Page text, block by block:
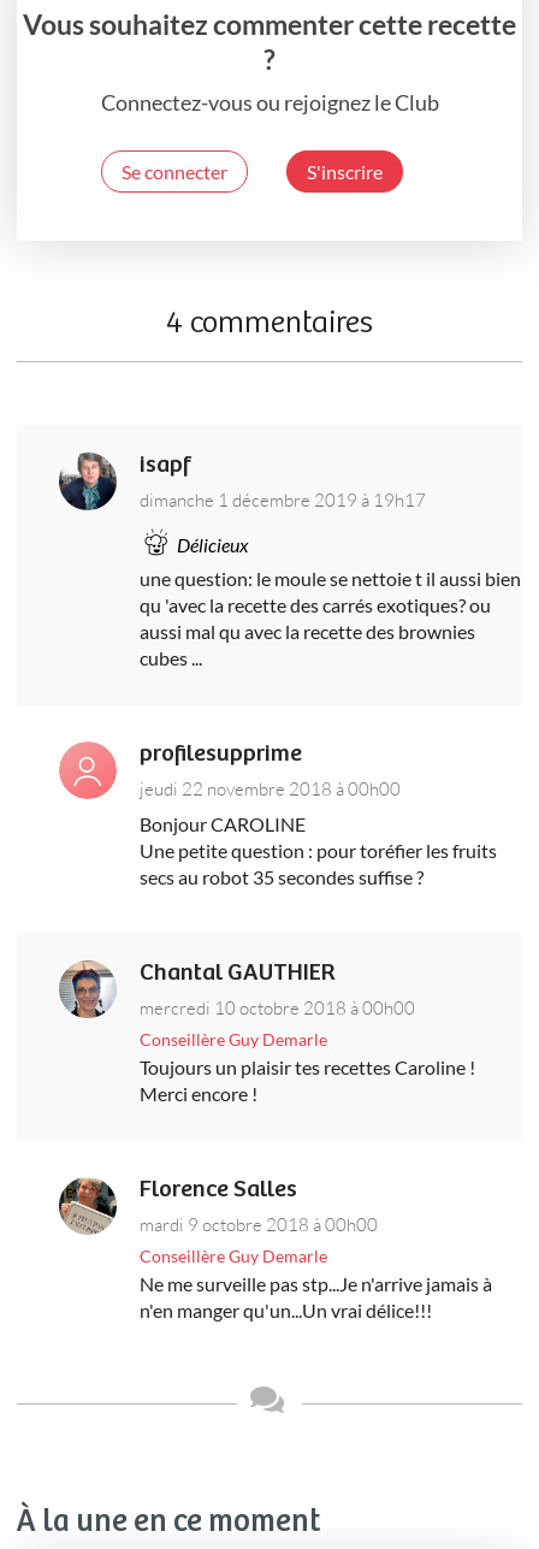
Vous souhaitez commenter cette recette
?
Connectez-vous ou rejoignez le Club
Se connecter S'inscrire
4 commentaires
isapf
dimanche 1 décembre 2019 à 19h17
Délicieux
une question: le moule se nettoie t il aussi bien
qu 'avec la recette des carrés exotiques? ou
aussi mal qu avec la recette des brownies
cubes ...
profilesupprime
jeudi 22 novembre 2018 à 00h00
Bonjour CAROLINE
Une petite question : pour toréfier les fruits
secs au robot 35 secondes suffise ?
Chantal GAUTHIER
mercredi 10 octobre 2018 à 00h00
Conseillère Guy Demarle
Toujours un plaisir tes recettes Caroline !
Merci encore !
Florence Salles
mardi 9 octobre 2018 à 00h00
Conseillère Guy Demarle
Ne me surveille pas stp...Je n'arrive jamais à
n'en manger qu'un...Un vrai délice!!!
À la une en ce moment